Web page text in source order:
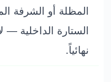
المظلة أو الشرفة
الستارة الداخلية —
نهائياً.